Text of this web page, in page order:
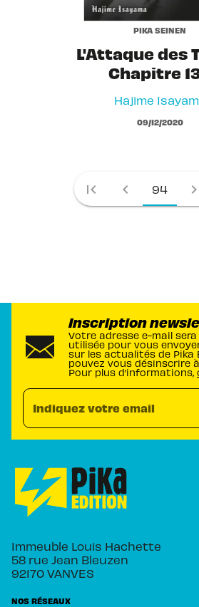
PIKA SEINEN
L'Attaque des
Chapitre
Hajime
09/12/2020
first_page chevron_left 94 chevron_right
Inscription
Votre adresse e-mail
utilisée pour vous
sur les actualités de Pika
pouvez vous désinscrire
Pour plus d’informations,
Indiquez votre email
Immeuble Louis Hachette
58 rue Jean Bleuzen
92170 VANVES
NOS RÉSEAUX